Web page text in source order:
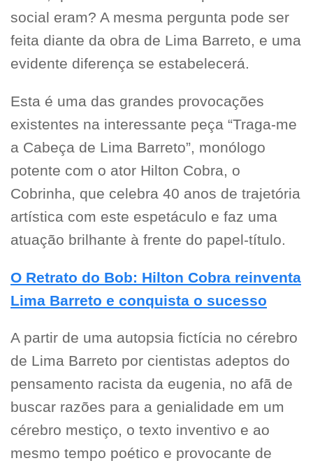
social eram? A mesma pergunta pode ser
feita diante da obra de Lima Barreto, e uma
evidente diferença se estabelecerá.
Esta é uma das grandes provocações
existentes na interessante peça “Traga-me
a Cabeça de Lima Barreto”, monólogo
potente com o ator Hilton Cobra, o
Cobrinha, que celebra 40 anos de trajetória
artística com este espetáculo e faz uma
atuação brilhante à frente do papel-título.
O Retrato do Bob: Hilton Cobra reinventa
Lima Barreto e conquista o sucesso
A partir de uma autopsia fictícia no cérebro
de Lima Barreto por cientistas adeptos do
pensamento racista da eugenia, no afã de
buscar razões para a genialidade em um
cérebro mestiço, o texto inventivo e ao
mesmo tempo poético e provocante de